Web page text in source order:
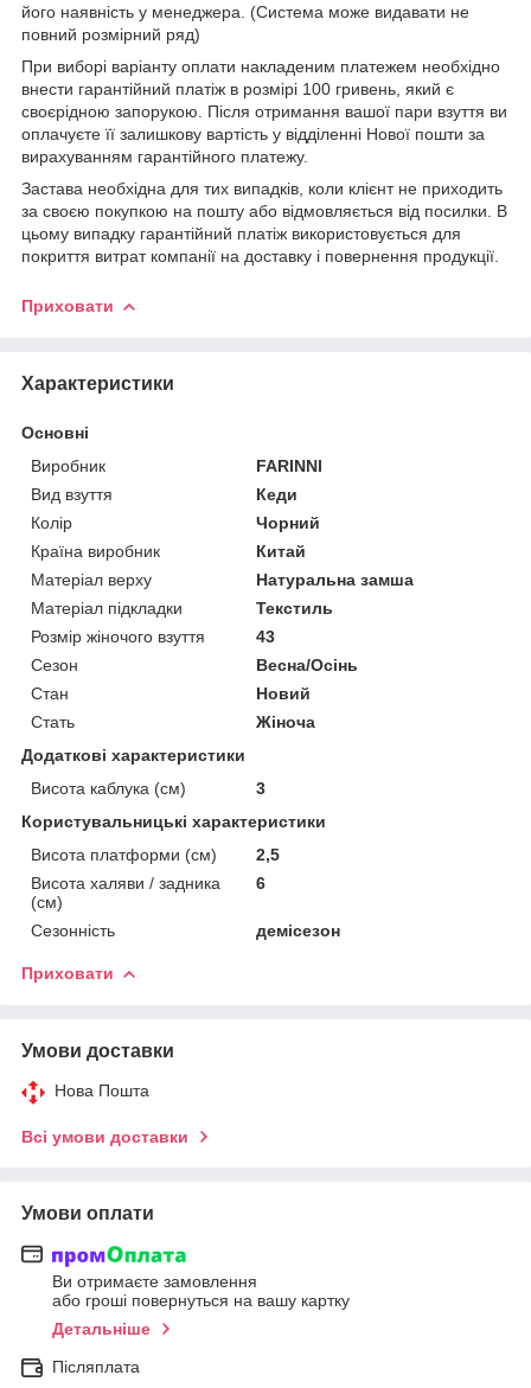
його наявність у менеджера. (Система може видавати не
повний розмірний ряд)
При виборі варіанту оплати накладеним платежем необхідно
внести гарантійний платіж в розмірі 100 гривень, який є
своєрідною запорукою. Після отримання вашої пари взуття ви
оплачуєте її залишкову вартість у відділенні Нової пошти за
вирахуванням гарантійного платежу.
Застава необхідна для тих випадків, коли клієнт не приходить
за своєю покупкою на пошту або відмовляється від посилки. В
цьому випадку гарантійний платіж використовується для
покриття витрат компанії на доставку і повернення продукції.
Приховати
Характеристики
Основні
Виробник
FARINNI
Вид взуття
Кеди
Колір
Чорний
Країна виробник
Китай
Матеріал верху
Натуральна замша
Матеріал підкладки
Текстиль
Розмір жіночого взуття
43
Сезон
Весна/Осінь
Стан
Новий
Стать
Жіноча
Додаткові характеристики
Висота каблука (см)
3
Користувальницькі характеристики
Висота платформи (см)
2,5
Висота халяви / задника
(см)
6
Сезонність демісезон
Приховати
Умови доставки
Нова Пошта
Всі умови доставки
Умови оплати
Ви отримаєте замовлення
або гроші повернуться на вашу картку
Детальніше
Післяплата